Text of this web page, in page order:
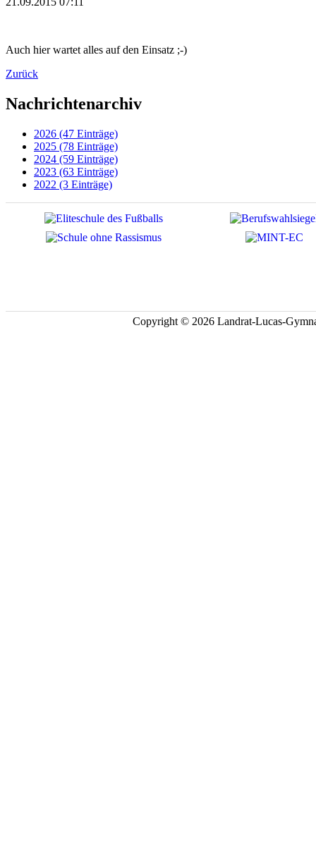
Auch hier wartet alles auf den Einsatz ;-)
Zurück
Nachrichtenarchiv
2026 (47 Einträge)
2025 (78 Einträge)
2024 (59 Einträge)
2023 (63 Einträge)
2022 (3 Einträge)
Copyright © 2026 Landrat-Lucas-